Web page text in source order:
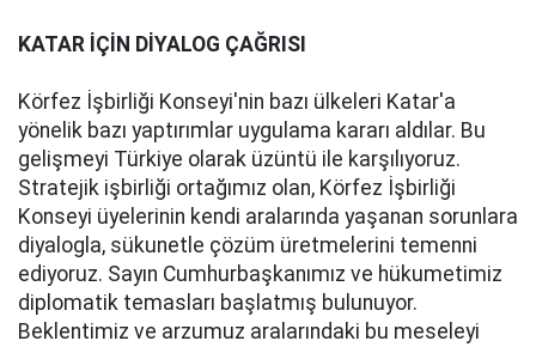
KATAR İÇİN DİYALOG ÇAĞRISI
Körfez İşbirliği Konseyi'nin bazı ülkeleri Katar'a
yönelik bazı yaptırımlar uygulama kararı aldılar. Bu
gelişmeyi Türkiye olarak üzüntü ile karşılıyoruz.
Stratejik işbirliği ortağımız olan, Körfez İşbirliği
Konseyi üyelerinin kendi aralarında yaşanan sorunlara
diyalogla, sükunetle çözüm üretmelerini temenni
ediyoruz. Sayın Cumhurbaşkanımız ve hükumetimiz
diplomatik temasları başlatmış bulunuyor.
Beklentimiz ve arzumuz aralarındaki bu meseleyi